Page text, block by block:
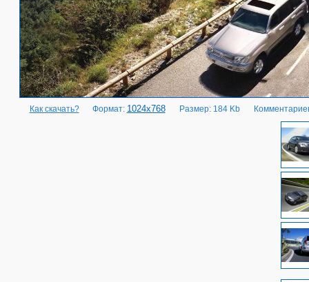
Как скачать? Формат: 1024x768 Размер: 184 Kb